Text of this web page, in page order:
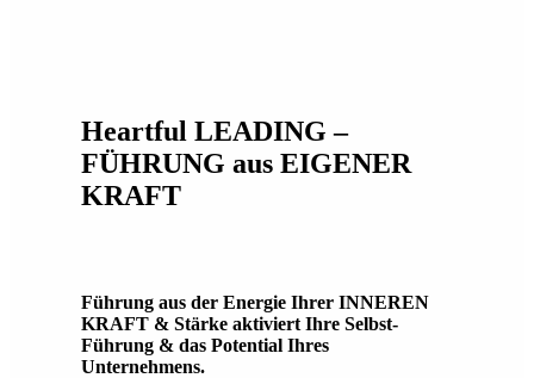
Heartful LEADING –
FÜHRUNG aus EIGENER
KRAFT
Führung aus der Energie Ihrer INNEREN
KRAFT & Stärke aktiviert Ihre Selbst-
Führung & das Potential Ihres
Unternehmens.